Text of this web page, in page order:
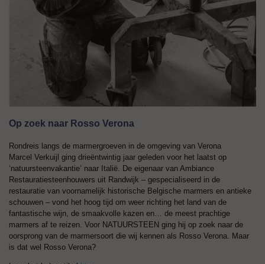
Op zoek naar Rosso Verona
Rondreis langs de marmergroeven in de omgeving van Verona
Marcel Verkuijl ging drieëntwintig jaar geleden voor het laatst op
‘natuursteenvakantie’ naar Italië. De eigenaar van Ambiance
Restauratiesteenhouwers uit Randwijk – gespecialiseerd in de
restauratie van voornamelijk historische Belgische marmers en antieke
schouwen – vond het hoog tijd om weer richting het land van de
fantastische wijn, de smaakvolle kazen en… de meest prachtige
marmers af te reizen. Voor NATUURSTEEN ging hij op zoek naar de
oorsprong van de marmersoort die wij kennen als Rosso Verona. Maar
is dat wel Rosso Verona?